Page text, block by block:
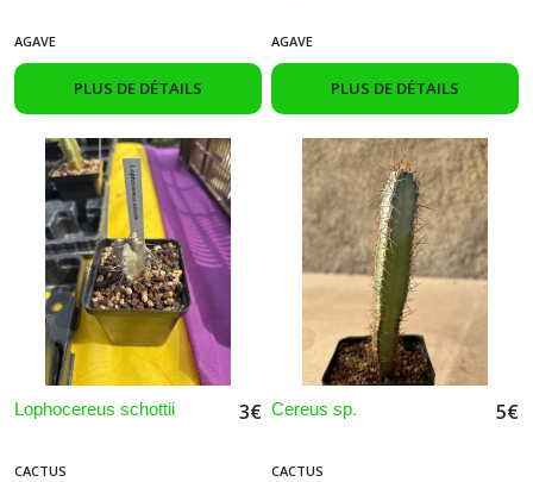
AGAVE
PLUS DE DÉTAILS
AGAVE
PLUS DE DÉTAILS
Lophocereus schottii 3€
CACTUS
Cereus sp. 5€
CACTUS